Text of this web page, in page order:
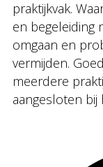
praktijkvak.
en begeleiding
omgaan en
vermijden.
meerdere
aangesloten bij